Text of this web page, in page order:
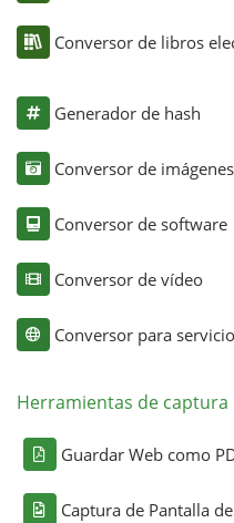
Conversor de libros
Generador de hash
Conversor de imágenes
Conversor de software
Conversor de vídeo
Conversor para
Herramientas de
Guardar Web como
Captura de Pantalla